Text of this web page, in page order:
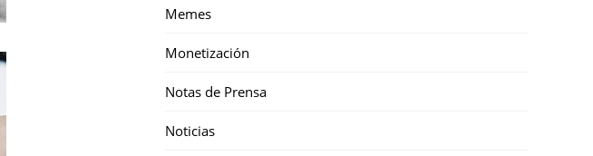
Memes
Monetización
Notas de Prensa
Noticias